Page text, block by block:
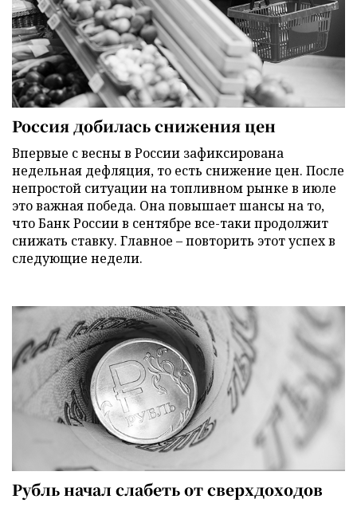
Россия добилась снижения цен
Впервые с весны в России зафиксирована
недельная дефляция, то есть снижение цен. После
непростой ситуации на топливном рынке в июле
это важная победа. Она повышает шансы на то,
что Банк России в сентябре все-таки продолжит
снижать ставку. Главное – повторить этот успех в
следующие недели.
Рубль начал слабеть от сверхдоходов